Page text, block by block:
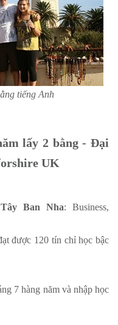
tiếng Anh
lấy 2 bằng - Đại
UK
Ban Nha: Business,
được 120 tín chỉ học bậc
7 hàng năm và nhập học